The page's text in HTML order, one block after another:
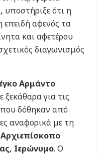
υποστήριξε ότι η
επειδή αφενός τα
και αφετέρου
διαγωνισμός
Αρμάντο
για τις
που δόθηκαν από
αναφορικά με τη
Αρχιεπίσκοπο
Ιερώνυμο. Ο